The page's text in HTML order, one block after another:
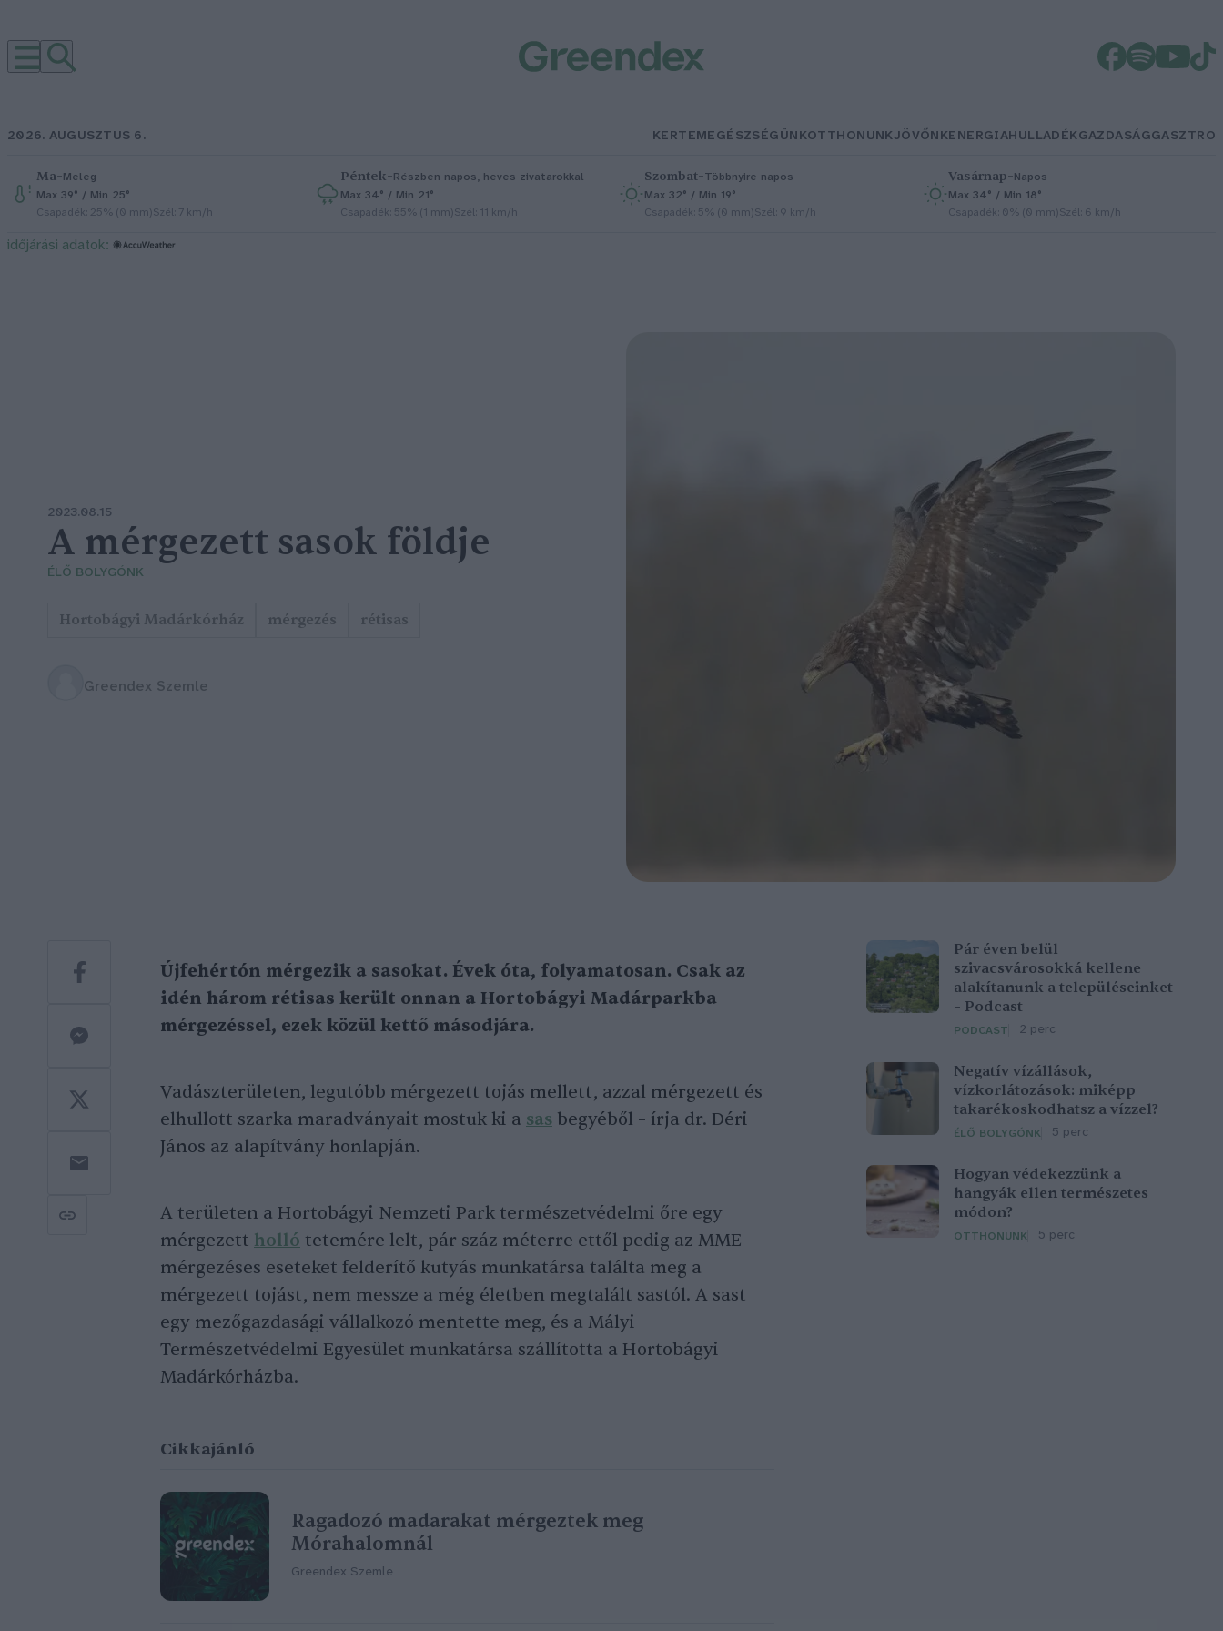
2026. AUGUSZTUS 6. KERTEMEGÉSZSÉGÜNKOTTHONUNKJÖVŐNKENERGIAHULLADÉKGAZDASÁGGASZTRO
Ma–Meleg
Max 39° / Min 25°
Csapadék: 25% (0 mm)Szél: 7 km/h
Péntek–Részben napos, heves zivatarokkal
Max 34° / Min 21°
Csapadék: 55% (1 mm)Szél: 11 km/h
Szombat–Többnyire napos
Max 32° / Min 19°
Csapadék: 5% (0 mm)Szél: 9 km/h
Vasárnap–Napos
Max 34° / Min 18°
Csapadék: 0% (0 mm)Szél: 6 km/h
időjárási adatok:
2023.08.15
A mérgezett sasok földje
ÉLŐ BOLYGÓNK
Hortobágyi Madárkórház mérgezés rétisas
Greendex Szemle
Újfehértón mérgezik a sasokat. Évek óta, folyamatosan. Csak az
idén három rétisas került onnan a Hortobágyi Madárparkba
mérgezéssel, ezek közül kettő másodjára.
Vadászterületen, legutóbb mérgezett tojás mellett, azzal mérgezett és
elhullott szarka maradványait mostuk ki a sas begyéből – írja dr. Déri
János az alapítvány honlapján.
A területen a Hortobágyi Nemzeti Park természetvédelmi őre egy
mérgezett holló tetemére lelt, pár száz méterre ettől pedig az MME
mérgezéses eseteket felderítő kutyás munkatársa találta meg a
mérgezett tojást, nem messze a még életben megtalált sastól. A sast
egy mezőgazdasági vállalkozó mentette meg, és a Mályi
Természetvédelmi Egyesület munkatársa szállította a Hortobágyi
Madárkórházba.
Cikkajánló
Ragadozó madarakat mérgeztek meg
Mórahalomnál
Greendex Szemle
Pár éven belül
szivacsvárosokká kellene
alakítanunk a településeinket
– Podcast
PODCAST 2 perc
Negatív vízállások,
vízkorlátozások: miképp
takarékoskodhatsz a vízzel?
ÉLŐ BOLYGÓNK 5 perc
Hogyan védekezzünk a
hangyák ellen természetes
módon?
OTTHONUNK 5 perc